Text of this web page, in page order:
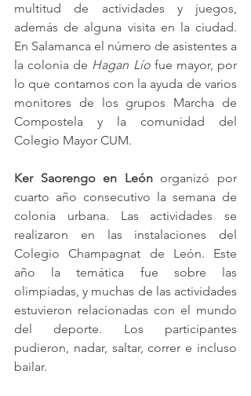
multitud de actividades y juegos,
además de alguna visita en la ciudad.
En Salamanca el número de asistentes a
la colonia de Hagan Lío fue mayor, por
lo que contamos con la ayuda de varios
monitores de los grupos Marcha de
Compostela y la comunidad del
Colegio Mayor CUM.
Ker Saorengo en León organizó por
cuarto año consecutivo la semana de
colonia urbana. Las actividades se
realizaron en las instalaciones del
Colegio Champagnat de León. Este
año la temática fue sobre las
olimpiadas, y muchas de las actividades
estuvieron relacionadas con el mundo
del deporte. Los participantes
pudieron, nadar, saltar, correr e incluso
bailar.